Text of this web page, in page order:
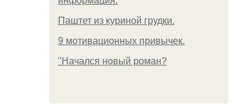
Паштет из куриной грудки.
9 мотивационных привычек.
"Начался новый роман?